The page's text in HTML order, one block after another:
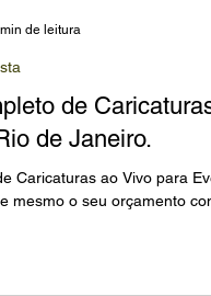
de leitura
de
de Janeiro.
Caricaturas ao Vivo para